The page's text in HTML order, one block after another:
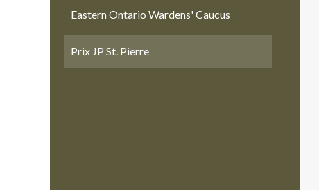
Eastern Ontario Wardens' Caucus
Prix JP St. Pierre